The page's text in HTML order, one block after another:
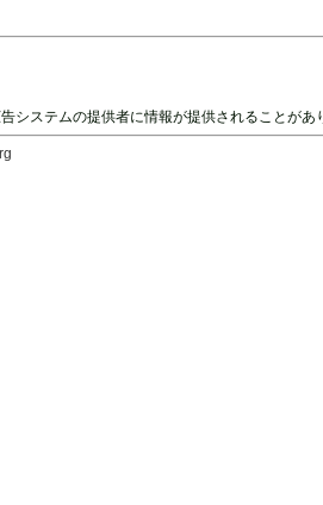
システムの提供者に情報が提供されることが